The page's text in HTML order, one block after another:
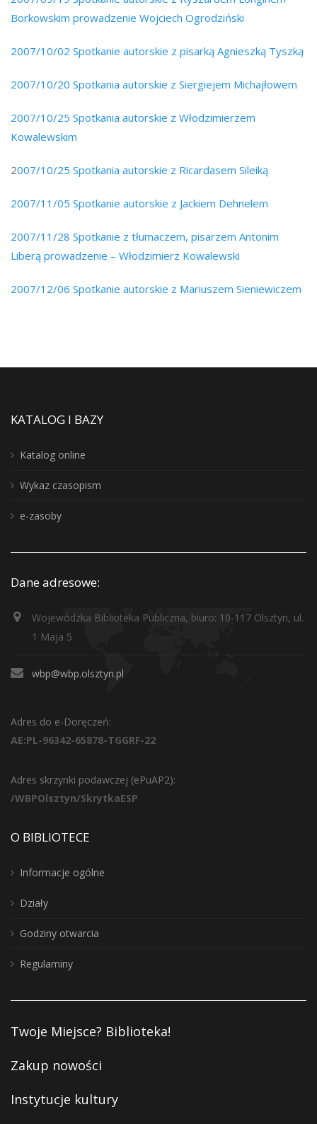
Borkowskim prowadzenie Wojciech Ogrodziński
2007/10/02 Spotkanie autorskie z pisarką Agnieszką Tyszką
2007/10/20 Spotkania autorskie z Siergiejem Michajłowem
2007/10/25 Spotkania autorskie z Włodzimierzem
Kowalewskim
2007/10/25 Spotkania autorskie z Ricardasem Sileiką
2007/11/05 Spotkanie autorskie z Jackiem Dehnelem
2007/11/28 Spotkanie z tłumaczem, pisarzem Antonim
Liberą prowadzenie – Włodzimierz Kowalewski
2007/12/06 Spotkanie autorskie z Mariuszem Sieniewiczem
KATALOG I BAZY
Katalog online
Wykaz czasopism
e-zasoby
Dane adresowe:
Wojewódzka Biblioteka Publiczna, biuro: 10-117 Olsztyn, ul.
1 Maja 5
wbp@wbp.olsztyn.pl
Adres do e-Doręczeń:
AE:PL-96342-65878-TGGRF-22
Adres skrzynki podawczej (ePuAP2):
/WBPOlsztyn/SkrytkaESP
O BIBLIOTECE
Informacje ogólne
Działy
Godziny otwarcia
Regulaminy
Twoje Miejsce? Biblioteka!
Zakup nowości
Instytucje kultury